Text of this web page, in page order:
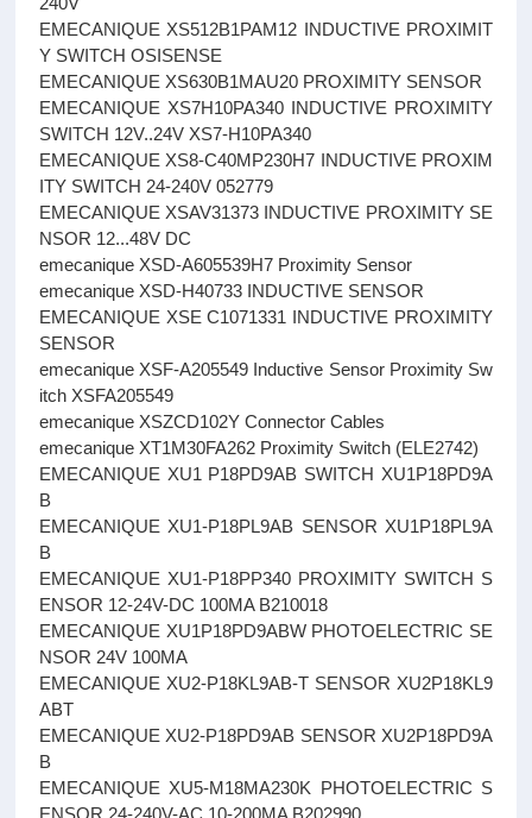
EMECANIQUE XS512B1PAM12 INDUCTIVE PROXIMIT
Y SWITCH OSISENSE
EMECANIQUE XS630B1MAU20 PROXIMITY SENSOR
EMECANIQUE XS7H10PA340 INDUCTIVE PROXIMITY
SWITCH 12V..24V XS7-H10PA340
EMECANIQUE XS8-C40MP230H7 INDUCTIVE PROXIM
ITY SWITCH 24-240V 052779
EMECANIQUE XSAV31373 INDUCTIVE PROXIMITY SE
NSOR 12...48V DC
emecanique XSD-A605539H7 Proximity Sensor
emecanique XSD-H40733 INDUCTIVE SENSOR
EMECANIQUE XSE C1071331 INDUCTIVE PROXIMITY
SENSOR
emecanique XSF-A205549 Inductive Sensor Proximity Sw
itch XSFA205549
emecanique XSZCD102Y Connector Cables
emecanique XT1M30FA262 Proximity Switch (ELE2742)
EMECANIQUE XU1 P18PD9AB SWITCH XU1P18PD9A
B
EMECANIQUE XU1-P18PL9AB SENSOR XU1P18PL9A
B
EMECANIQUE XU1-P18PP340 PROXIMITY SWITCH S
ENSOR 12-24V-DC 100MA B210018
EMECANIQUE XU1P18PD9ABW PHOTOELECTRIC SE
NSOR 24V 100MA
EMECANIQUE XU2-P18KL9AB-T SENSOR XU2P18KL9
ABT
EMECANIQUE XU2-P18PD9AB SENSOR XU2P18PD9A
B
EMECANIQUE XU5-M18MA230K PHOTOELECTRIC S
ENSOR 24-240V-AC 10-200MA B202990